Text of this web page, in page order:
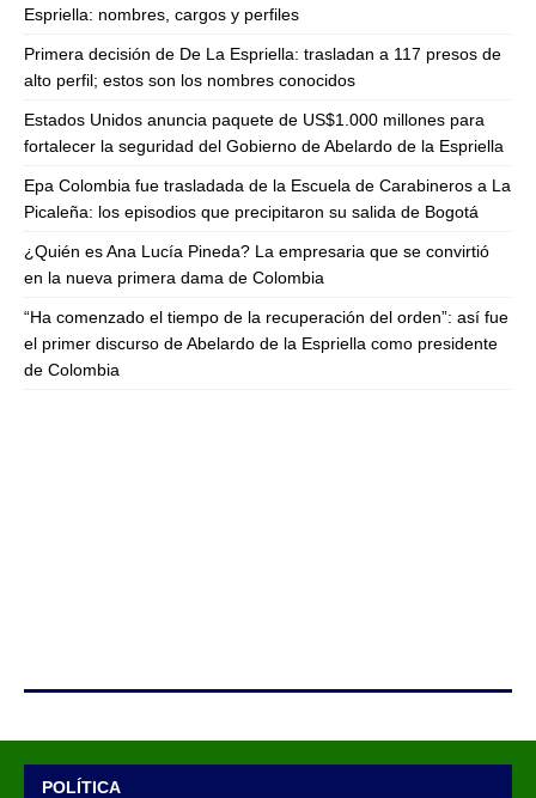
Espriella: nombres, cargos y perfiles
Primera decisión de De La Espriella: trasladan a 117 presos de
alto perfil; estos son los nombres conocidos
Estados Unidos anuncia paquete de US$1.000 millones para
fortalecer la seguridad del Gobierno de Abelardo de la Espriella
Epa Colombia fue trasladada de la Escuela de Carabineros a La
Picaleña: los episodios que precipitaron su salida de Bogotá
¿Quién es Ana Lucía Pineda? La empresaria que se convirtió
en la nueva primera dama de Colombia
“Ha comenzado el tiempo de la recuperación del orden”: así fue
el primer discurso de Abelardo de la Espriella como presidente
de Colombia
POLÍTICA